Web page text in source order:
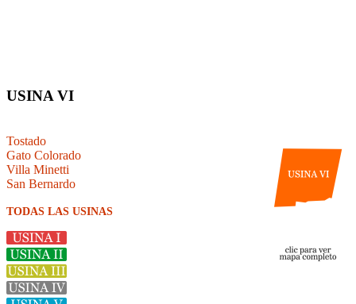
USINA VI
Tostado
Gato Colorado
Villa Minetti
San Bernardo
TODAS LAS USINAS